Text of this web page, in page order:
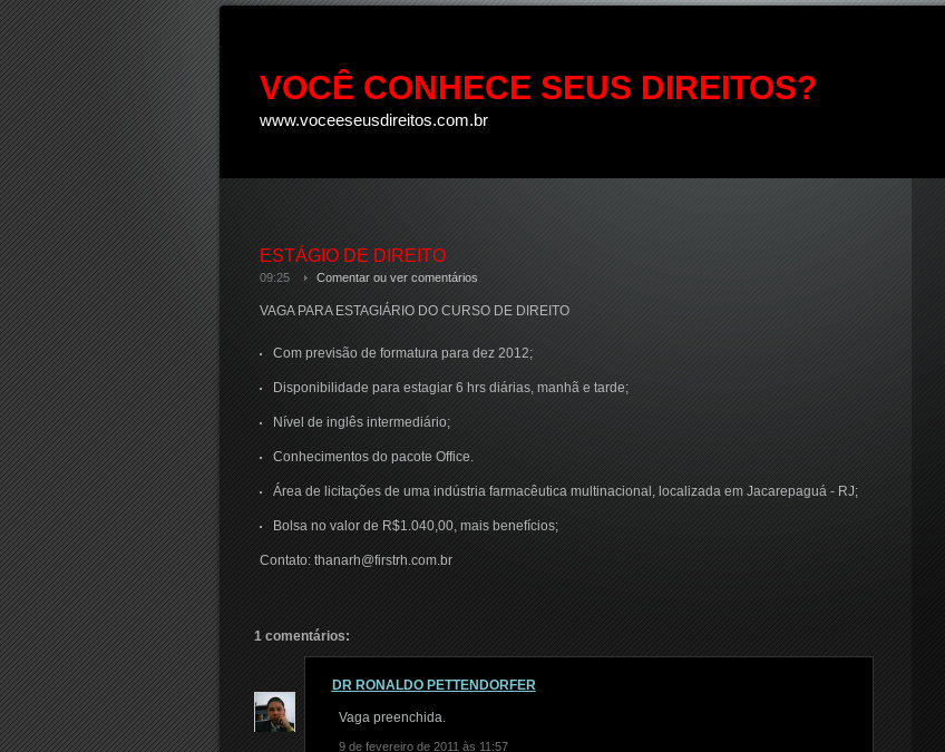
VOCÊ CONHECE SEUS DIREITOS?
www.voceeseusdireitos.com.br
ESTÁGIO DE DIREITO
09:25 Comentar ou ver comentários
VAGA PARA ESTAGIÁRIO DO CURSO DE DIREITO
Com previsão de formatura para dez 2012;
Disponibilidade para estagiar 6 hrs diárias, manhã e tarde;
Nível de inglês intermediário;
Conhecimentos do pacote Office.
Área de licitações de uma indústria farmacêutica multinacional, localizada em Jacarepaguá - RJ;
Bolsa no valor de R$1.040,00, mais benefícios;
Contato: thanarh@firstrh.com.br
1 comentários:
DR RONALDO PETTENDORFER
Vaga preenchida.
9 de fevereiro de 2011 às 11:57